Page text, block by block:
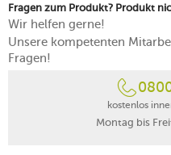
Fragen zum Produkt? Produkt
Wir helfen gerne!
Unsere kompetenten
Fragen!
kostenlos
Montag bis